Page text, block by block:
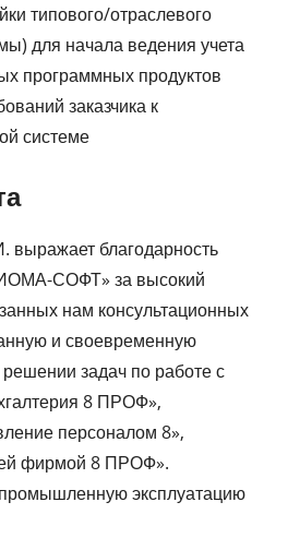
типового/отраслевого
для начала ведения учета
программных продуктов
заказчика к
системе
благодарность
СОФТ» за высокий
нам консультационных
и своевременную
задач по работе с
8 ПРОФ»,
персоналом 8»,
фирмой 8 ПРОФ».
эксплуатацию